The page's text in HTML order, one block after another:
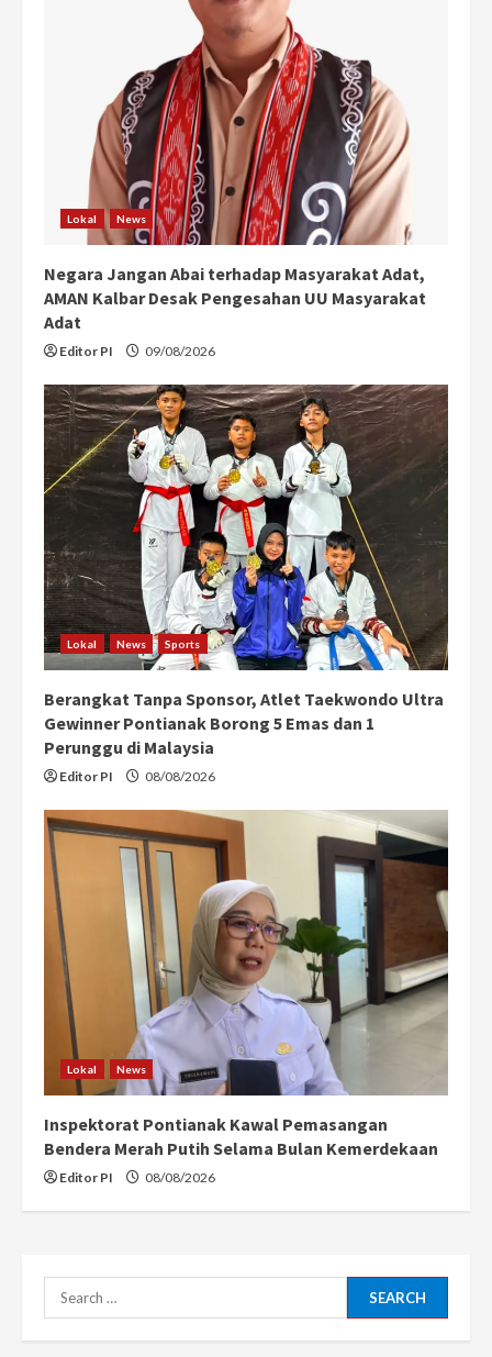
n
g
Lokal News
Negara Jangan Abai terhadap Masyarakat Adat,
AMAN Kalbar Desak Pengesahan UU Masyarakat
Adat
Editor PI 09/08/2026
Lokal News Sports
Berangkat Tanpa Sponsor, Atlet Taekwondo Ultra
Gewinner Pontianak Borong 5 Emas dan 1
Perunggu di Malaysia
Editor PI 08/08/2026
Lokal News
Inspektorat Pontianak Kawal Pemasangan
Bendera Merah Putih Selama Bulan Kemerdekaan
Editor PI 08/08/2026
Search
for: